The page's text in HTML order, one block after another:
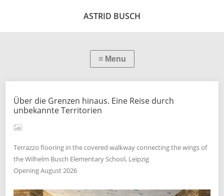
ASTRID BUSCH
Über die Grenzen hinaus. Eine Reise durch
unbekannte Territorien
Terrazzo flooring in the covered walkway connecting the wings of
the Wilhelm Busch Elementary School, Leipzig
Opening August 2026